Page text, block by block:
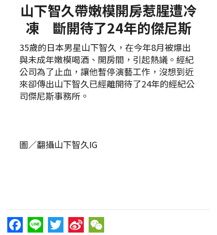
山下智久帶嫩模開房惹腥遭冷
凍 斷開待了24年的傑尼斯
35歲的日本男星山下智久，在今年8月被爆出
與未成年嫩模喝酒、開房間，引起熱議。經紀
公司為了止血，讓他暫停演藝工作，沒想到近
來卻傳出山下智久已經離開待了24年的經紀公
司傑尼斯事務所。
圖／翻攝山下智久IG